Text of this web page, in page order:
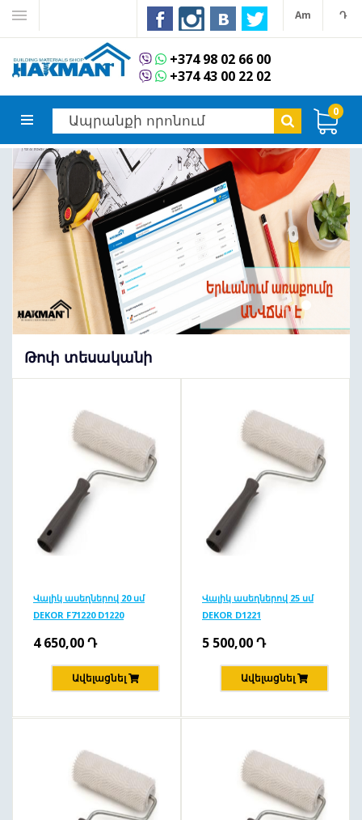
Am Դ
+374 98 02 66 00
+374 43 00 22 02
0
Թոփ տեսականի
Վալիկ ասեղներով 20 սմ
DEKOR F71220 D1220
4 650,00Դ
Ավելացնել
Վալիկ ասեղներով 25 սմ
DEKOR D1221
5 500,00Դ
Ավելացնել